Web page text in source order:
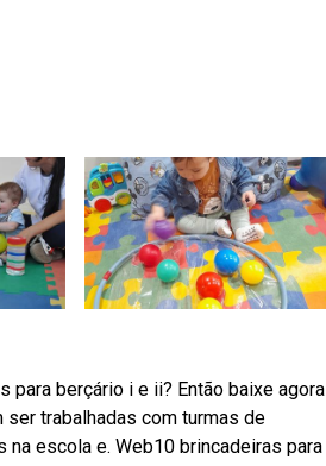
berçário i e ii? Então baixe agora
trabalhadas com turmas de
escola e. Web10 brincadeiras para